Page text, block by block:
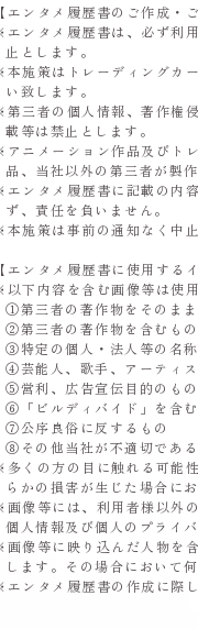
【エンタメ履歴書のご作成・
エンタメ履歴書は、必ず利
止とします。
本施策はトレーディングカ
い致します。
第三者の個人情報、著作権
載等は禁止とします。
アニメーション作品及びト
品、当社以外の第三者が製
エンタメ履歴書に記載の内
ず、責任を負いません。
本施策は事前の通知なく中
【エンタメ履歴書に使用する
以下内容を含む画像等は使
①第三者の著作物をそのま
②第三者の著作物を含むもの
③特定の個人・法人等の名
④芸能人、歌手、アーティ
⑤営利、広告宣伝目的のもの
⑥「ビルディバイド」を含
⑦公序良俗に反するもの
⑧その他当社が不適切であ
多くの方の目に触れる可能
らかの損害が生じた場合に
画像等には、利用者様以外
個人情報及び個人のプライ
画像等に映り込んだ人物を
します。その場合において
エンタメ履歴書の作成に際